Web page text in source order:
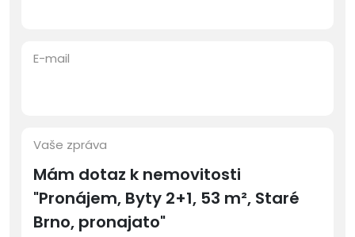
E-mail
Vaše zpráva